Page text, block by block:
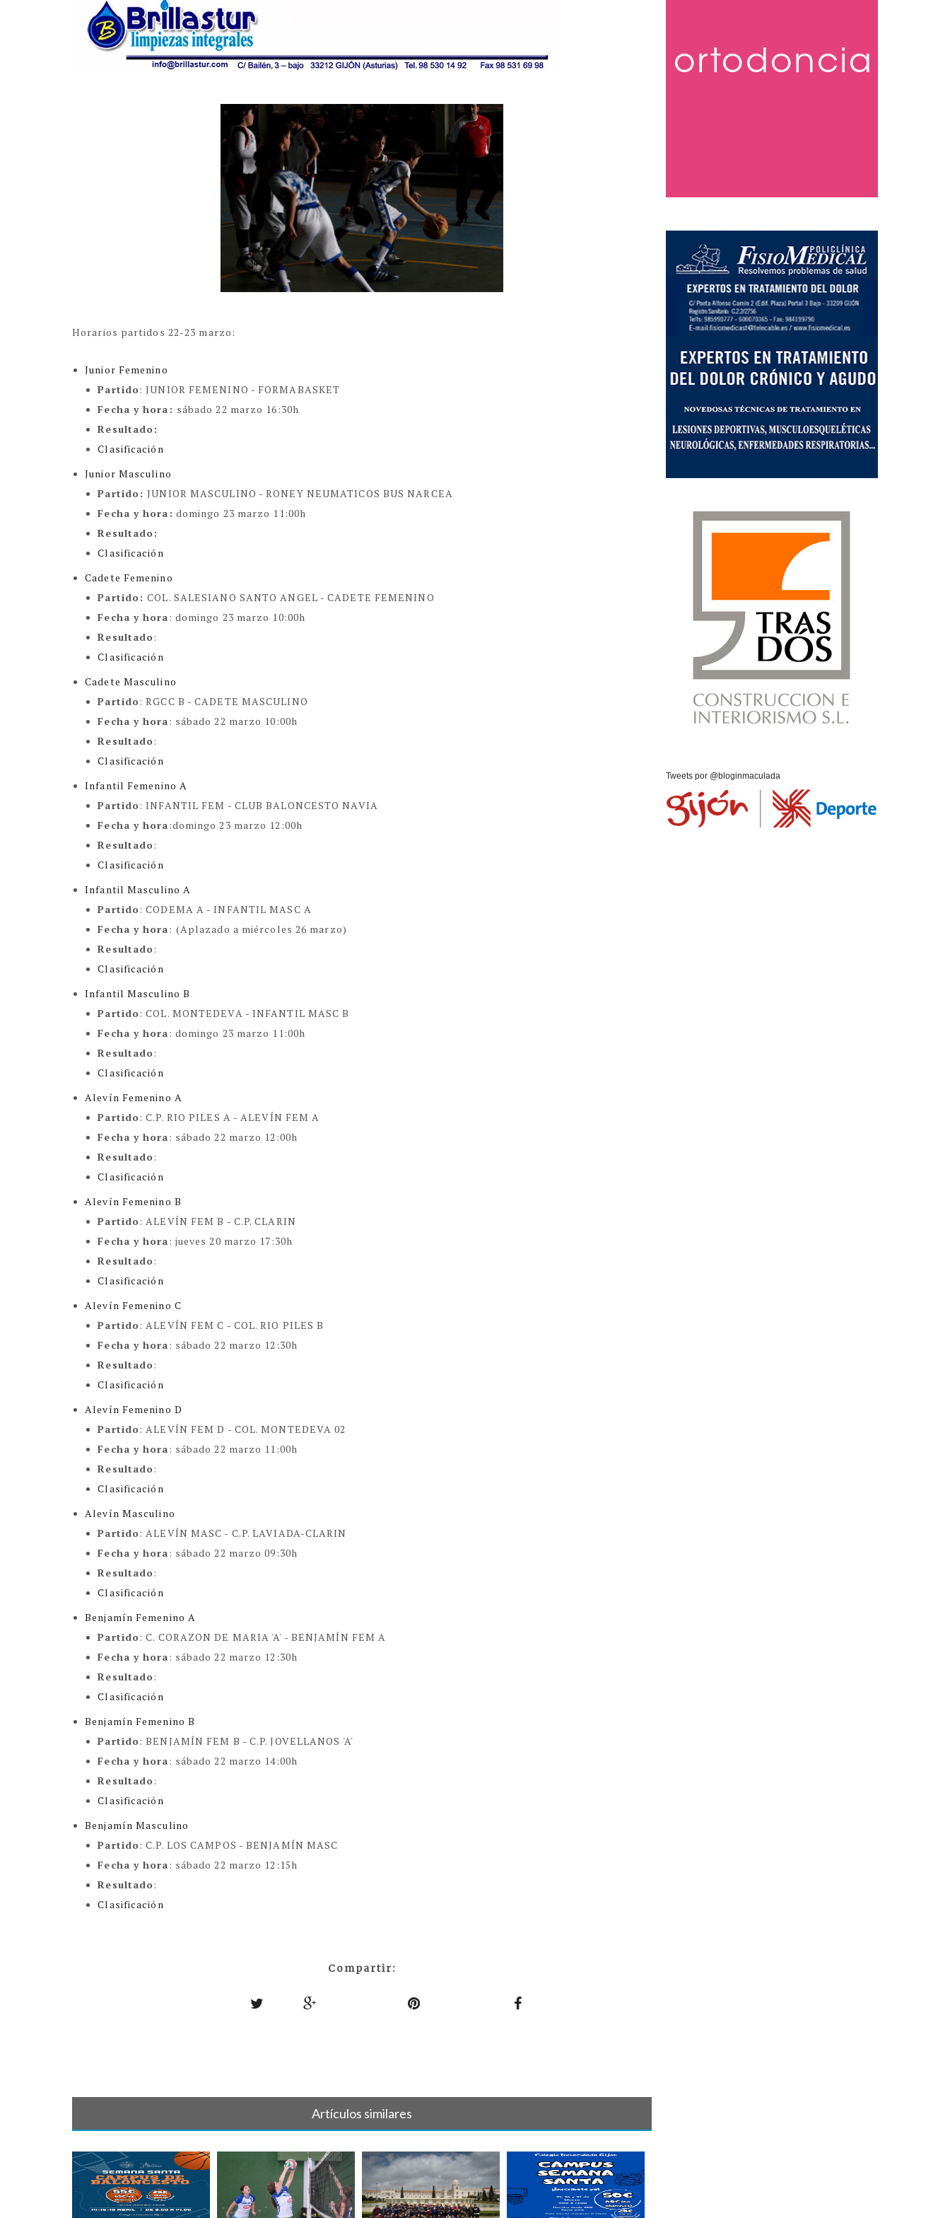
Horarios partidos 22-23 marzo:
Junior Femenino
Partido:JUNIOR FEMENINO - FORMABASKET
Fecha y hora : sábado 22 marzo 16:30h
Resultado :
Clasificación
Junior Masculino
Partido :JUNIOR MASCULINO -RONEY NEUMATICOS BUS NARCEA
Fecha y hora: domingo 23 marzo 11:00h
Resultado :
Clasificación
Cadete Femenino
Partido :COL. SALESIANO SANTO ANGEL - CADETE FEMENINO
Fecha y hora: domingo 23 marzo 10:00h
Resultado:
Clasificación
Cadete Masculino
Partido: RGCC B - CADETE MASCULINO
Fecha y hora: sábado 22 marzo 10:00h
Resultado:
Clasificación
Infantil Femenino A
Partido: INFANTIL FEM - CLUB BALONCESTO NAVIA
Fecha y hora:domingo 23 marzo 12:00h
Resultado:
Clasificación
Infantil Masculino A
Partido: CODEMA A - INFANTIL MASC A
Fecha y hora: (Aplazado a miércoles 26 marzo)
Resultado:
Clasificación
Infantil Masculino B
Partido:COL. MONTEDEVA - INFANTIL MASC B
Fecha y hora: domingo 23 marzo 11:00h
Resultado:
Clasificación
Alevín Femenino A
Partido:C.P. RIO PILES A - ALEVÍN FEM A
Fecha y hora: sábado 22 marzo 12:00h
Resultado:
Clasificación
Alevín Femenino B
Partido: ALEVÍN FEM B - C.P. CLARIN
Fecha y hora: jueves 20 marzo 17:30h
Resultado:
Clasificación
Alevín Femenino C
Partido: ALEVÍN FEM C - COL. RIO PILES B
Fecha y hora: sábado 22 marzo 12:30h
Resultado:
Clasificación
Alevín Femenino D
Partido: ALEVÍN FEM D - COL. MONTEDEVA 02
Fecha y hora: sábado 22 marzo 11:00h
Resultado:
Clasificación
Alevín Masculino
Partido: ALEVÍN MASC - C.P. LAVIADA-CLARIN
Fecha y hora: sábado 22 marzo 09:30h
Resultado:
Clasificación
Benjamín Femenino A
Partido:C. CORAZON DE MARIA 'A' - BENJAMÍN FEM A
Fecha y hora: sábado 22 marzo 12:30h
Resultado:
Clasificación
Benjamín Femenino B
Partido: BENJAMÍN FEM B - C.P. JOVELLANOS 'A'
Fecha y hora: sábado 22 marzo 14:00h
Resultado:
Clasificación
Benjamín Masculino
Partido:C.P. LOS CAMPOS - BENJAMÍN MASC
Fecha y hora: sábado 22 marzo 12:15h
Resultado:
Clasificación
Compartir:
Artículos similares
Tweets por @bloginmaculada